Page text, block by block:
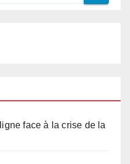
face à la crise de la